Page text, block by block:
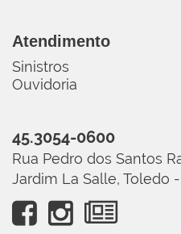
Atendimento
Sinistros
Ouvidoria
45.3054-0600
Rua Pedro dos Santos
Jardim La Salle, Toledo -